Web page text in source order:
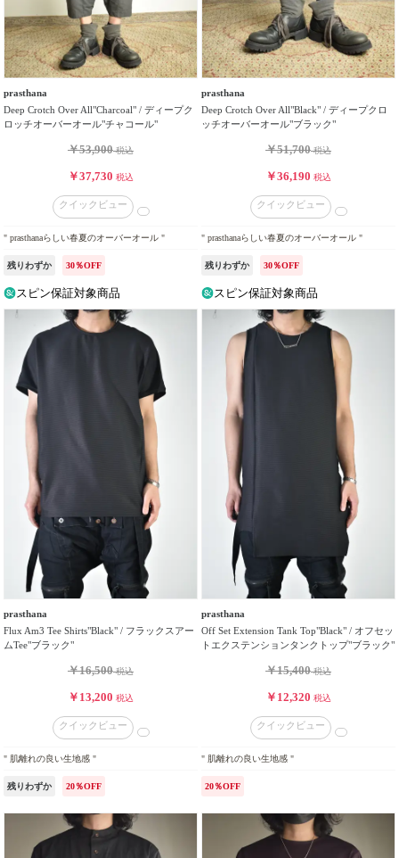
prasthana
Deep Crotch Over All"Charcoal" / ディープク
ロッチオーバーオール"チャコール"
￥53,900税込
￥37,730 税込
クイックビュー
" prasthanaらしい春夏のオーバーオール "
残りわずか 30％OFF
スピン保証対象商品
prasthana
Deep Crotch Over All"Black" / ディープクロ
ッチオーバーオール"ブラック"
￥51,700税込
￥36,190 税込
クイックビュー
" prasthanaらしい春夏のオーバーオール "
残りわずか 30％OFF
スピン保証対象商品
prasthana
Flux Am3 Tee Shirts"Black" / フラックスアー
ムTee"ブラック"
￥16,500税込
￥13,200 税込
クイックビュー
" 肌離れの良い生地感 "
残りわずか 20％OFF
prasthana
Off Set Extension Tank Top"Black" / オフセッ
トエクステンションタンクトップ"ブラック"
￥15,400税込
￥12,320 税込
クイックビュー
" 肌離れの良い生地感 "
20％OFF